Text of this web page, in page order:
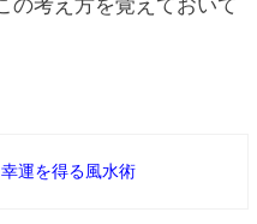
の考え方を覚えておいて
運を得る風水術